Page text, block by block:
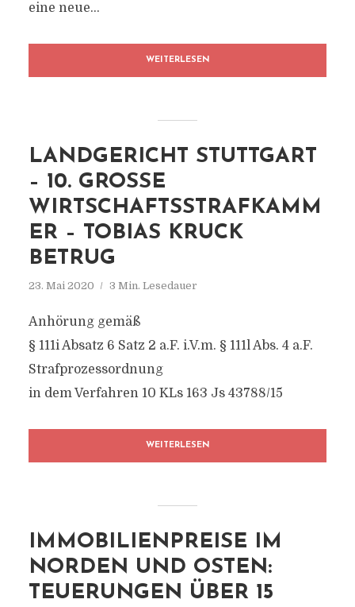
eine neue...
WEITERLESEN
LANDGERICHT STUTTGART
– 10. GROSSE W
IRTSCHAFTSSTRAFKAMME
R – TOBIAS KRUCK B
ETRUG
23. Mai 2020 3 Min. Lesedauer
Anhörung gemäß
§ 111i Absatz 6 Satz 2 a.F. i.V.m. § 111l Abs. 4 a.F.
Strafprozessordnung
in dem Verfahren 10 KLs 163 Js 43788/15
WEITERLESEN
IMMOBILIENPREISE IM
NORDEN UND OSTEN:
TEUERUNGEN ÜBER 15